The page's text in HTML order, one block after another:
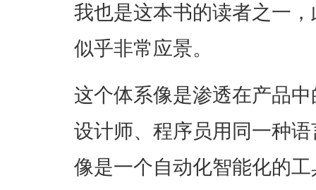
我也是这本书的读者之一
似乎非常应景。
这个体系像是渗透在产品
设计师、程序员用同一种
像是一个自动化智能化的